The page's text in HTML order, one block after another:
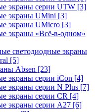
экраны серии UTW [3]
экраны UMini [3]
экраны UMicro [3]
экраны «Всё-в-одном»
светодиодные экраны
[5]
Absen [23]
экраны серии iCon [4]
экраны серии N Plus [7]
экраны серии CR [4]
экраны серии А27 [6]